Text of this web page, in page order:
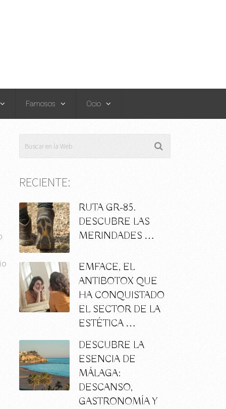
Famosos Ocio
RECIENTE:
RUTA GR-85.
DESCUBRE LAS
MERINDADES …
EMFACE, EL
ANTIBOTOX QUE
HA CONQUISTADO
EL SECTOR DE LA
ESTÉTICA …
DESCUBRE LA
ESENCIA DE
MÁLAGA:
DESCANSO,
GASTRONOMÍA Y